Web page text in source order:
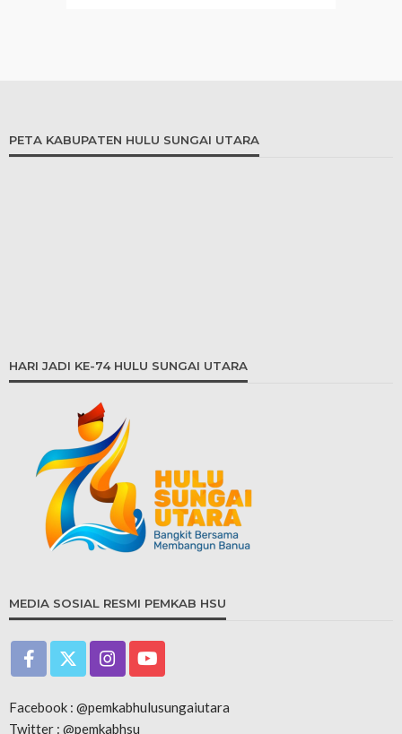
PETA KABUPATEN HULU SUNGAI UTARA
HARI JADI KE-74 HULU SUNGAI UTARA
MEDIA SOSIAL RESMI PEMKAB HSU
Facebook : @pemkabhulusungaiutara
Twitter : @pemkabhsu